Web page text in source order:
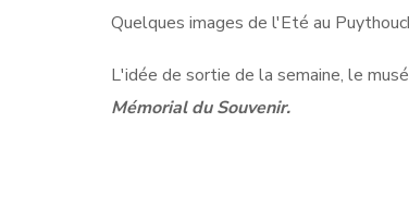
Quelques images de l'Eté au
L'idée de sortie de la semaine, le
Mémorial du Souvenir.